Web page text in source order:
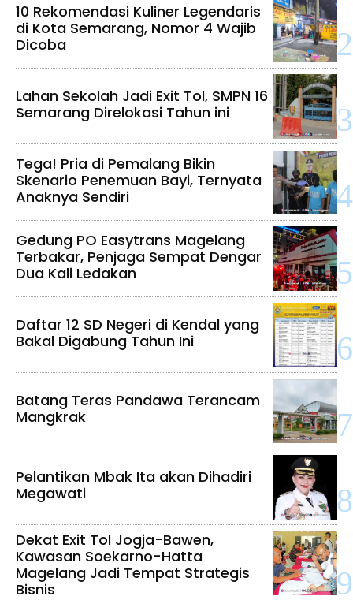
10 Rekomendasi Kuliner Legendaris
di Kota Semarang, Nomor 4 Wajib
Dicoba
Lahan Sekolah Jadi Exit Tol, SMPN 16
Semarang Direlokasi Tahun ini
Tega! Pria di Pemalang Bikin
Skenario Penemuan Bayi, Ternyata
Anaknya Sendiri
Gedung PO Easytrans Magelang
Terbakar, Penjaga Sempat Dengar
Dua Kali Ledakan
Daftar 12 SD Negeri di Kendal yang
Bakal Digabung Tahun Ini
Batang Teras Pandawa Terancam
Mangkrak
Pelantikan Mbak Ita akan Dihadiri
Megawati
Dekat Exit Tol Jogja-Bawen,
Kawasan Soekarno-Hatta
Magelang Jadi Tempat Strategis
Bisnis